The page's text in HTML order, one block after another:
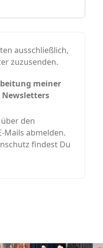
ausschließlich,
zuzusenden.
meiner
Newsletters
den
Mails abmelden.
findest Du